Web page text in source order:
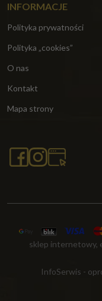
INFORMACJE
Polityka prywatności
Polityka „cookies”
O nas
Kontakt
Mapa strony
sklep internetowy,
InfoSerwis -